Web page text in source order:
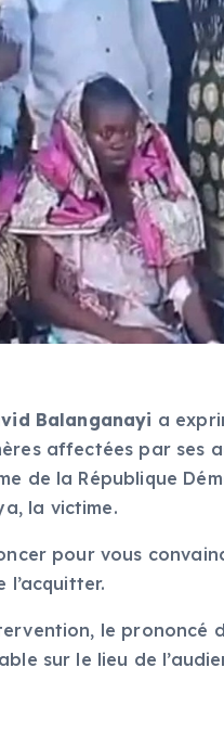
Balanganayi a
affectées par ses
de la République
la victime.
pour vous
le prononcé
sur le lieu de